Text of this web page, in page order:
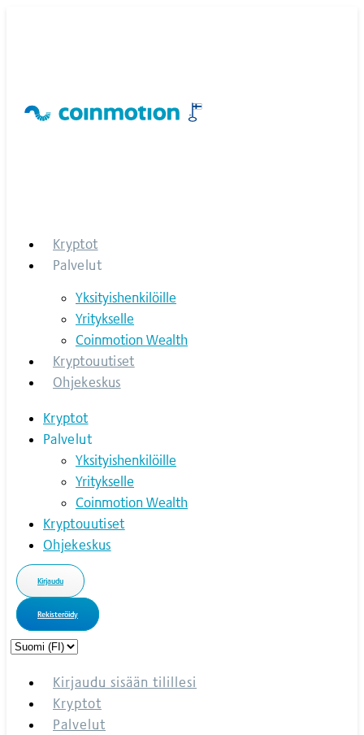
Kryptot
Palvelut
Yksityishenkilöille
Yritykselle
Coinmotion Wealth
Kryptouutiset
Ohjekeskus
Kryptot
Palvelut
Yksityishenkilöille
Yritykselle
Coinmotion Wealth
Kryptouutiset
Ohjekeskus
Kirjaudu
Rekisteröidy
Choose
languageKirjaudu sisään tilillesi
Kryptot
Palvelut